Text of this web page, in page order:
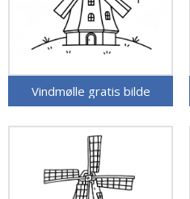
Vindmølle gratis bilde